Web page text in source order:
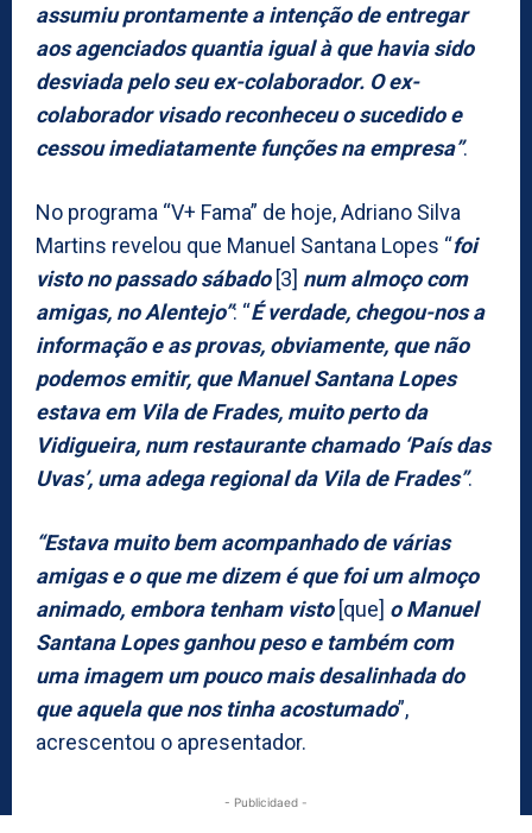
assumiu prontamente a intenção de entregar
aos agenciados quantia igual à que havia sido
desviada pelo seu ex-colaborador. O ex-
colaborador visado reconheceu o sucedido e
cessou imediatamente funções na empresa”.
No programa “V+ Fama” de hoje, Adriano Silva
Martins revelou que Manuel Santana Lopes “foi
visto no passado sábado[3] num almoço com
amigas, no Alentejo”: “É verdade, chegou-nos a
informação e as provas, obviamente, que não
podemos emitir, que Manuel Santana Lopes
estava em Vila de Frades, muito perto da
Vidigueira, num restaurante chamado ‘País das
Uvas’, uma adega regional da Vila de Frades”.
“Estava muito bem acompanhado de várias
amigas e o que me dizem é que foi um almoço
animado, embora tenham visto[que] o Manuel
Santana Lopes ganhou peso e também com
uma imagem um pouco mais desalinhada do
que aquela que nos tinha acostumado”,
acrescentou o apresentador.
- Publicidaed -